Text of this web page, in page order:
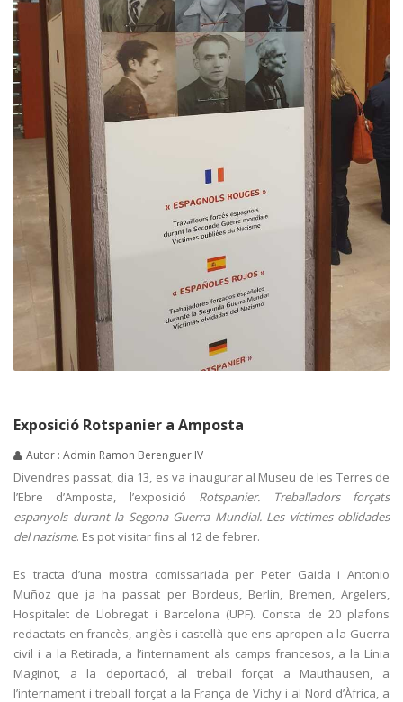
Exposició Rotspanier a Amposta
Autor : Admin Ramon Berenguer IV
Divendres passat, dia 13, es va inaugurar al Museu de les Terres de
l’Ebre d’Amposta, l’exposició Rotspanier. Treballadors forçats
espanyols durant la Segona Guerra Mundial. Les víctimes oblidades
del nazisme. Es pot visitar fins al 12 de febrer.
Es tracta d’una mostra comissariada per Peter Gaida i Antonio
Muñoz que ja ha passat per Bordeus, Berlín, Bremen, Argelers,
Hospitalet de Llobregat i Barcelona (UPF). Consta de 20 plafons
redactats en francès, anglès i castellà que ens apropen a la Guerra
civil i a la Retirada, a l’internament als camps francesos, a la Línia
Maginot, a la deportació, al treball forçat a Mauthausen, a
l’internament i treball forçat a la França de Vichy i al Nord d’Àfrica, a